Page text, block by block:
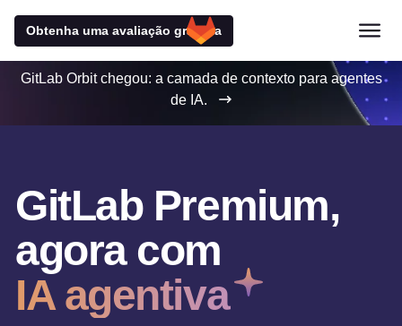
Obtenha uma avaliação gratuita
GitLab Orbit chegou: a camada de contexto para agentes
de IA.
GitLab Premium,
agora com
IA agentiva